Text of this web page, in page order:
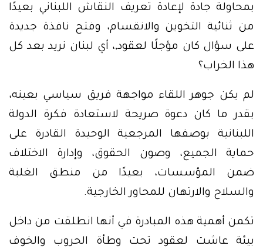
بمحاولة جادة لإعادة تعريف النقاش اللبناني بعيدًا
من ثنائية التخوين والانقسام، وفتح نافذة جديدة
على سؤال كان مؤجلًا لعقود,، أي لبنان نريد بعد كل
هذا الخراب؟
لم يكن جوهر اللقاء مواجهة فريق سياسي بعينه،
بقدر ما كان دعوة صريحة لاستعادة فكرة الدولة
اللبنانية بوصفها المرجعية الوحيدة القادرة على
حماية الجميع، وصون الحقوق، وإدارة الاختلاف
ضمن المؤسسات، بعيدًا من منطق الغلبة
والسلاح والارتهان للمحاور الخارجية.
تكمن أهمية هذه المبادرة في أنها انطلقت من داخل
بيئة عاشت لعقود تحت وطأة الحروب والخوف